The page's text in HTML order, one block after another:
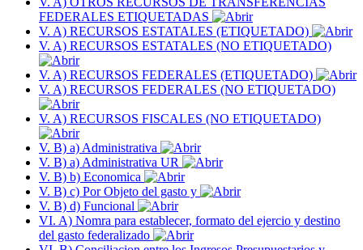
FEDERALES ETIQUETADAS
V. A) RECURSOS ESTATALES (ETIQUETADO)
V. A) RECURSOS ESTATALES (NO ETIQUETADO)
V. A) RECURSOS FEDERALES (ETIQUETADO)
V. A) RECURSOS FEDERALES (NO ETIQUETADO)
V. A) RECURSOS FISCALES (NO ETIQUETADO)
V. B) a) Administrativa
V. B) a) Administrativa UR
V. B) b) Economica
V. B) c) Por Objeto del gasto y
V. B) d) Funcional
VI. A) Nomra para establecer, formato del ejercio y destino
del gasto federalizado